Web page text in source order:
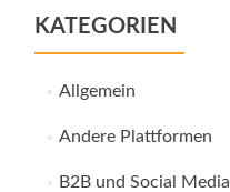
KATEGORIEN
Allgemein
Andere Plattformen
B2B und Social Media